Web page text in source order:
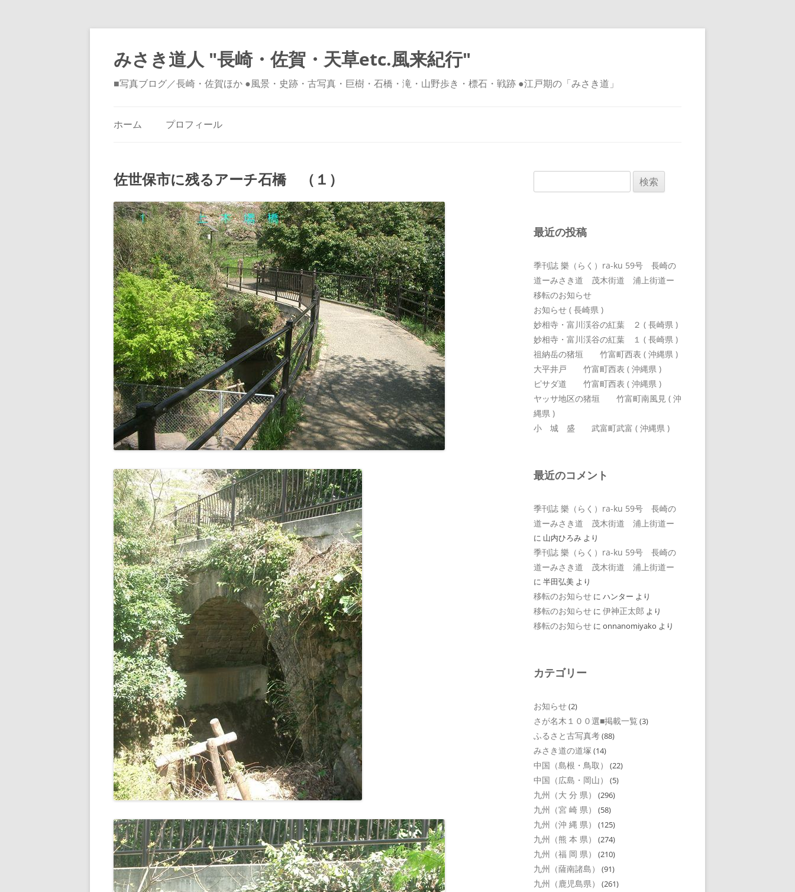
みさき道人 "長崎・佐賀・天草etc.風来紀行"
■写真ブログ／長崎・佐賀ほか ●風景・史跡・古写真・巨樹・石橋・滝・山野歩き・標石・戦跡 ●江戸期の「みさき道」
ホーム プロフィール
佐世保市に残るアーチ石橋 （１）
索:
最近の投稿
季刊誌 樂（らく）ra-ku 59号 長崎の
道ーみさき道 茂木街道 浦上街道ー
移転のお知らせ
お知らせ ( 長崎県 )
妙相寺・富川渓谷の紅葉 ２ ( 長崎県 )
妙相寺・富川渓谷の紅葉 １ ( 長崎県 )
祖納岳の猪垣 竹富町西表 ( 沖縄県 )
大平井戸 竹富町西表 ( 沖縄県 )
ピサダ道 竹富町西表 ( 沖縄県 )
ヤッサ地区の猪垣 竹富町南風見 ( 沖
縄県 )
小 城 盛 武富町武富 ( 沖縄県 )
最近のコメント
季刊誌 樂（らく）ra-ku 59号 長崎の
道ーみさき道 茂木街道 浦上街道ー
に 山内ひろみ より
季刊誌 樂（らく）ra-ku 59号 長崎の
道ーみさき道 茂木街道 浦上街道ー
に 半田弘美 より
移転のお知らせ に ハンター より
移転のお知らせ に 伊神正太郎 より
移転のお知らせ に onnanomiyako より
カテゴリー
お知らせ(2)
さが名木１００選■掲載一覧 (3)
ふるさと古写真考(88)
みさき道の道塚 (14)
中国（島根・鳥取） (22)
中国（広島・岡山） (5)
九州（大 分 県） (296)
九州（宮 崎 県） (58)
九州（沖 縄 県） (125)
九州（熊 本 県） (274)
九州（福 岡 県） (210)
九州（薩南諸島） (91)
九州（鹿児島県） (261)